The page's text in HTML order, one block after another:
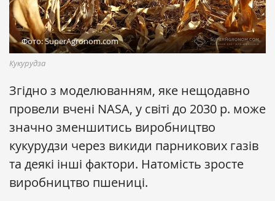
Фото: SuperAgronom.com
Кукурудза
Згідно з моделюванням, яке нещодавно
провели вчені NASA, у світі до 2030 р. може
значно зменшитись виробництво
кукурудзи через викиди парникових газів
та деякі інші фактори. Натомість зросте
виробництво пшениці.